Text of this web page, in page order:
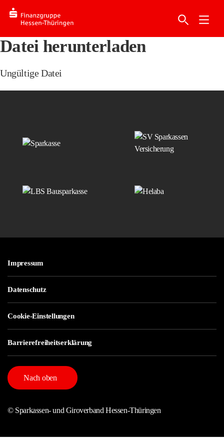
Datei herunterladen
Ungültige Datei
Impressum
Datenschutz
Cookie-Einstellungen
Barrierefreiheitserklärung
Nach oben
© Sparkassen- und Giroverband Hessen-Thüringen